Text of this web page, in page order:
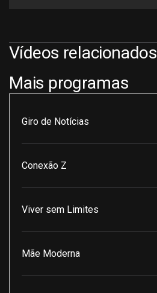
Vídeos relacionados
Mais programas
Giro de Notícias
Conexão Z
Viver sem Limites
Mãe Moderna